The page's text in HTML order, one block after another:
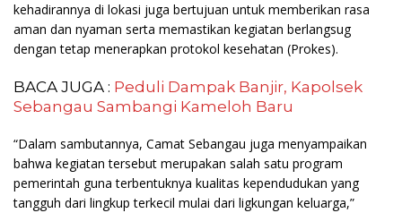
kehadirannya di lokasi juga bertujuan untuk memberikan rasa
aman dan nyaman serta memastikan kegiatan berlangsug
dengan tetap menerapkan protokol kesehatan (Prokes).
BACA JUGA : Peduli Dampak Banjir, Kapolsek
Sebangau Sambangi Kameloh Baru
“Dalam sambutannya, Camat Sebangau juga menyampaikan
bahwa kegiatan tersebut merupakan salah satu program
pemerintah guna terbentuknya kualitas kependudukan yang
tangguh dari lingkup terkecil mulai dari ligkungan keluarga,”